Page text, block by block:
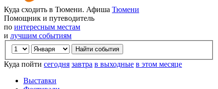
Куда сходить в Тюмени. Афиша Тюмени
Помощник и путеводитель
по интересным местам
и лучшим событиям
Куда пойти сегодня завтра в выходные в этом месяце
Выставки